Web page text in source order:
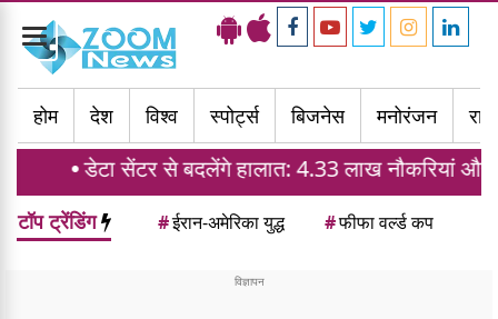
Toggle
navigation
होम
देश विश्व स्पोर्ट्स बिजनेस मनोरंजन
से बदलेंगे हालात: 4.33 लाख नौकरियां और घरों की मांग में
टॉप ट्रेंडिंग #ईरान-अमेरिका युद्ध #फीफा वर्ल्ड कप